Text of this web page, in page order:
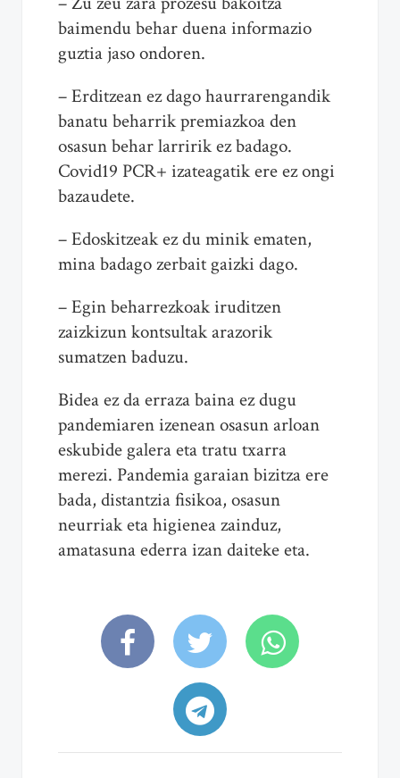
baimendu behar duena informazio
guztia jaso ondoren.
– Erditzean ez dago haurrarengandik
banatu beharrik premiazkoa den
osasun behar larririk ez badago.
Covid19 PCR+ izateagatik ere ez ongi
bazaudete.
– Edoskitzeak ez du minik ematen,
mina badago zerbait gaizki dago.
– Egin beharrezkoak iruditzen
zaizkizun kontsultak arazorik
sumatzen baduzu.
Bidea ez da erraza baina ez dugu
pandemiaren izenean osasun arloan
eskubide galera eta tratu txarra
merezi. Pandemia garaian bizitza ere
bada, distantzia fisikoa, osasun
neurriak eta higienea zainduz,
amatasuna ederra izan daiteke eta.